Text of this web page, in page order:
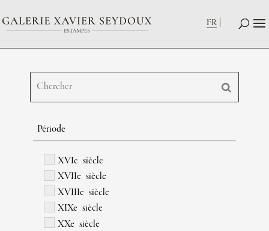
FR
Période
XVIe siècle
XVIIe siècle
XVIIIe siècle
XIXe siècle
XXe siècle